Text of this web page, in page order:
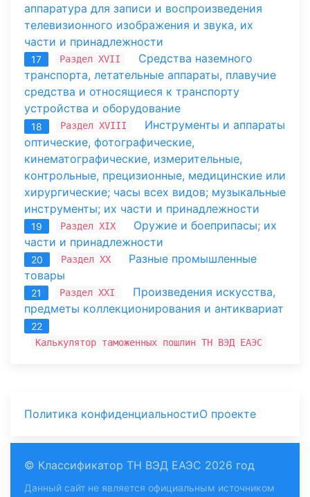
аппаратура для записи и воспроизведения
телевизионного изображения и звука, их
части и принадлежности
17 Раздел XVII
Средства наземного
транспорта, летательные аппараты, плавучие
средства и относящиеся к транспорту
устройства и оборудование
18 Раздел XVIII
Инструменты и аппараты
оптические, фотографические,
кинематографические, измерительные,
контрольные, прецизионные, медицинские или
хирургические; часы всех видов; музыкальные
инструменты; их части и принадлежности
19 Раздел XIX
Оружие и боеприпасы; их
части и принадлежности
20 Раздел XX
Разные промышленные
товары
21 Раздел XXI
Произведения искусства,
предметы коллекционирования и антиквариат
22
Калькулятор таможенных пошлин ТН ВЭД ЕАЭС
Политика конфиденциальностиО проекте
© Классификатор ТН ВЭД ЕАЭС 2026 год
Данный сайт не является официальным источником